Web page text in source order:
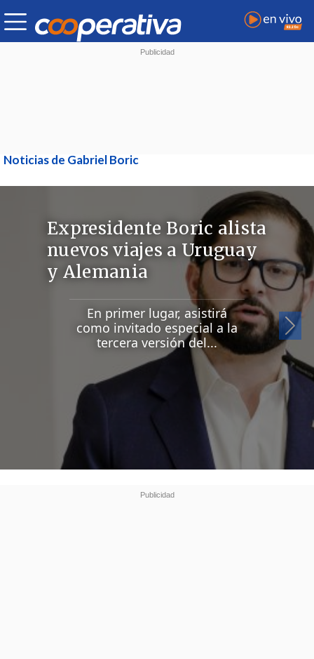
Noticias de Gabriel Boric
Expresidente Boric alista
nuevos viajes a Uruguay
y Alemania
En primer lugar, asistirá
como invitado especial a la
tercera versión del...